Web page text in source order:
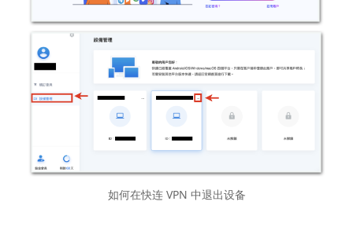
如何在快连 VPN 中退出设备